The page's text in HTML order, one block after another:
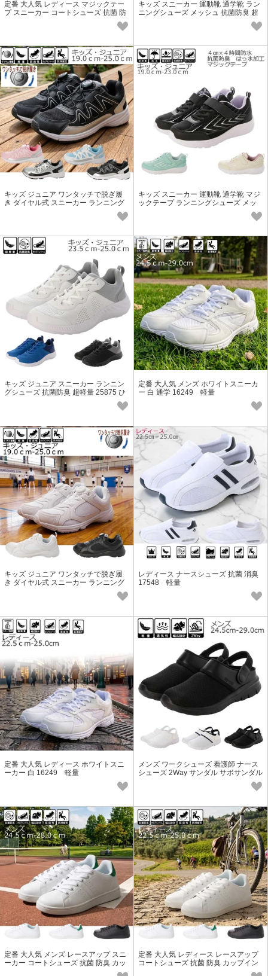
定番 大人気 レディース マジックテー
プ スニーカー コートシューズ 抗菌 防
キッズ スニーカー 運動靴 通学靴 ラン
ニングシューズ メッシュ 抗菌防臭 超
キッズ ジュニア ワンタッチで脱ぎ履
き ダイヤル式 スニーカー ランニング
キッズ スニーカー 運動靴 通学靴 マジ
ックテープ ランニングシューズ メッ
キッズ ジュニア スニーカー ランニン
グシューズ 抗菌防臭 超軽量 25875 ひ
定番 大人気 メンズ ホワイトスニーカ
ー 白 通学 16249 軽量
キッズ ジュニア ワンタッチで脱ぎ履
き ダイヤル式 スニーカー ランニング
レディース ナースシューズ 抗菌 消臭
17548 軽量
定番 大人気 レディース ホワイトスニ
ーカー 白 16249 軽量
メンズ ワークシューズ 看護師 ナース
シューズ 2Way サンダル サボサンダル
定番 大人気 メンズ レースアップ スニ
ーカー コートシューズ 抗菌 防臭 カッ
定番 大人気 レディース レースアップ
コートシューズ 抗菌 防臭 カップイン